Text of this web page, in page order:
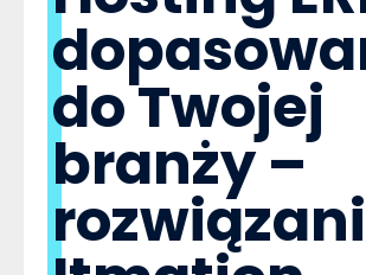
do Twojej
branży –